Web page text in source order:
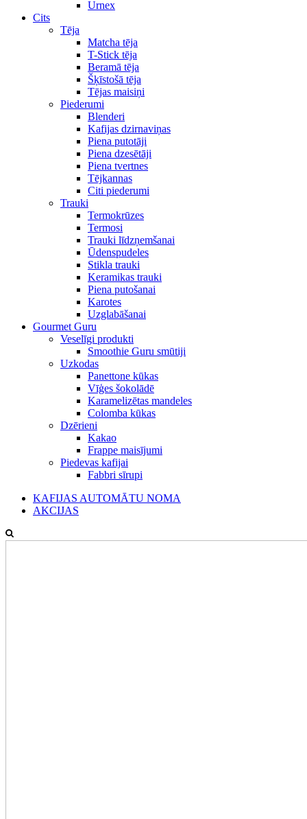
Urnex
Cits
Tēja
Matcha tēja
T-Stick tēja
Beramā tēja
Šķīstošā tēja
Tējas maisiņi
Piederumi
Blenderi
Kafijas dzirnaviņas
Piena putotāji
Piena dzesētāji
Piena tvertnes
Tējkannas
Citi piederumi
Trauki
Termokrūzes
Termosi
Trauki līdzņemšanai
Ūdenspudeles
Stikla trauki
Keramikas trauki
Piena putošanai
Karotes
Uzglabāšanai
Gourmet Guru
Veselīgi produkti
Smoothie Guru smūtiji
Uzkodas
Panettone kūkas
Vīģes šokolādē
Karamelizētas mandeles
Colomba kūkas
Dzērieni
Kakao
Frappe maisījumi
Piedevas kafijai
Fabbri sīrupi
KAFIJAS AUTOMĀTU NOMA
AKCIJAS